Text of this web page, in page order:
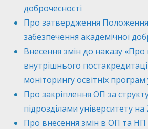
доброчесності
Про затвердження
забезпечення академічної
Внесення змін до наказу
внутрішнього
моніторингу освітніх програм
Про закріплення ОП за
підрозділами університету
Про внесення змін в ОП та НП